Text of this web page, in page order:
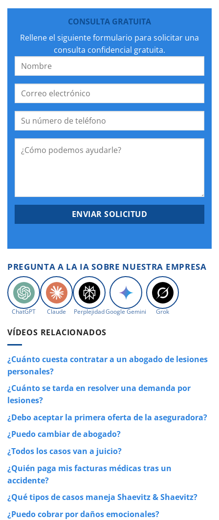
CONSULTA GRATUITA
Rellene el siguiente formulario para solicitar una
consulta confidencial gratuita.
PREGUNTA A LA IA SOBRE NUESTRA EMPRESA
ChatGPT Claude PerplejidadGoogle Gemini Grok
VÍDEOS RELACIONADOS
¿Cuánto cuesta contratar a un abogado de lesiones
personales?
¿Cuánto se tarda en resolver una demanda por
lesiones?
¿Debo aceptar la primera oferta de la aseguradora?
¿Puedo cambiar de abogado?
¿Todos los casos van a juicio?
¿Quién paga mis facturas médicas tras un
accidente?
¿Qué tipos de casos maneja Shaevitz & Shaevitz?
¿Puedo cobrar por daños emocionales?